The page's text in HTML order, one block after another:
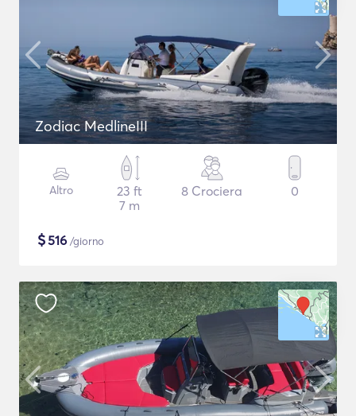
Zodiac MedlineIII
Altro
23 ft
7 m
8 Crociera 0
$516 /giorno